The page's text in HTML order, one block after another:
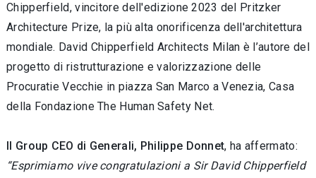
Chipperfield, vincitore dell'edizione 2023 del Pritzker
Architecture Prize, la più alta onorificenza dell'architettura
mondiale. David Chipperfield Architects Milan è l’autore del
progetto di ristrutturazione e valorizzazione delle
Procuratie Vecchie in piazza San Marco a Venezia, Casa
della Fondazione The Human Safety Net.
Il Group CEO di Generali, Philippe Donnet, ha affermato:
“Esprimiamo vive congratulazioni a Sir David Chipperfield